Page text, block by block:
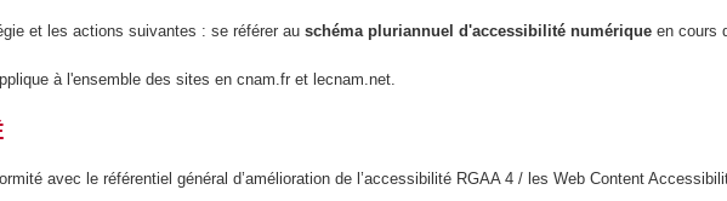
et les actions suivantes : se référer auschéma pluriannuel d'accessibilité numérique en cours
à l'ensemble des sites en cnam.fr et lecnam.net.
avec le référentiel général d’amélioration de l’accessibilité RGAA 4 / les Web Content